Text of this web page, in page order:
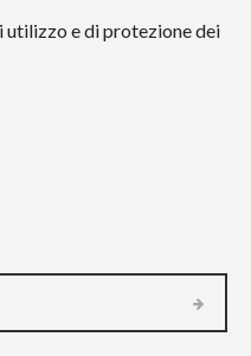
e di protezione dei